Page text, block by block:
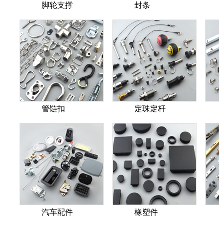
脚轮支撑 封条
管链扣 定珠定杆
汽车配件 橡塑件